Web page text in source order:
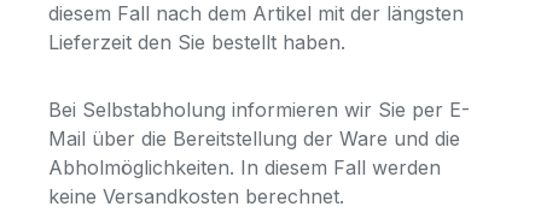
diesem Fall nach dem Artikel mit der längsten
Lieferzeit den Sie bestellt haben.
Bei Selbstabholung informieren wir Sie per E-
Mail über die Bereitstellung der Ware und die
Abholmöglichkeiten. In diesem Fall werden
keine Versandkosten berechnet.